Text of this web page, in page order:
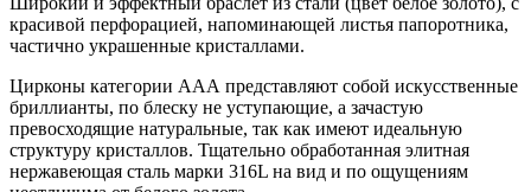
красивой перфорацией, напоминающей листья папоротника,
частично украшенные кристаллами.
Цирконы категории ААА представляют собой искусственные
бриллианты, по блеску не уступающие, а зачастую
превосходящие натуральные, так как имеют идеальную
структуру кристаллов. Тщательно обработанная элитная
нержавеющая сталь марки 316L на вид и по ощущениям